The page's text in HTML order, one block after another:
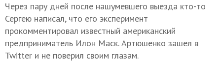
Через пару дней после нашумевшего выезда кто-то
Сергею написал, что его эксперимент
прокомментировал известный американский
предприниматель Илон Маск. Артюшенко зашел в
Twitter и не поверил своим глазам.